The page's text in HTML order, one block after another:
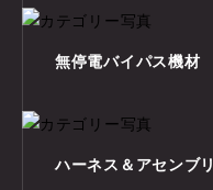
無停電バイパス機材
ハーネス＆アセンブリ